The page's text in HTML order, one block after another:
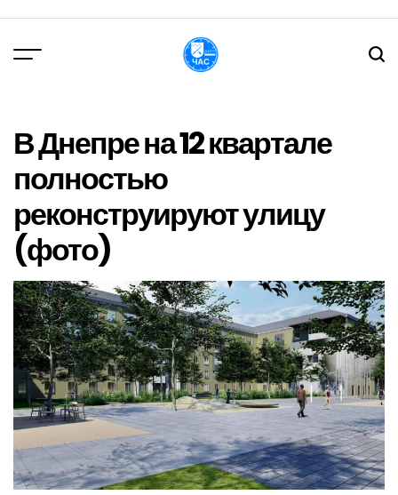
вмісту
В Днепре на 12 квартале
полностью
реконструируют улицу
(фото)